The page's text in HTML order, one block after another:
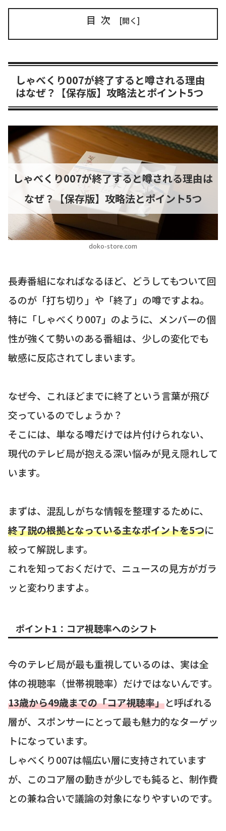
目次
しゃべくり007が終了すると噂される理由
はなぜ？【保存版】攻略法とポイント5つ
doko-store.com
しゃべくり007が終了すると噂される理由は
なぜ？【保存版】攻略法とポイント5つ
長寿番組になればなるほど、どうしてもついて回
るのが「打ち切り」や「終了」の噂ですよね。
特に「しゃべくり007」のように、メンバーの個
性が強くて勢いのある番組は、少しの変化でも
敏感に反応されてしまいます。
なぜ今、これほどまでに終了という言葉が飛び
交っているのでしょうか？
そこには、単なる噂だけでは片付けられない、
現代のテレビ局が抱える深い悩みが見え隠れして
います。
まずは、混乱しがちな情報を整理するために、
終了説の根拠となっている主なポイントを5つに
絞って解説します。
これを知っておくだけで、ニュースの見方がガラ
ッと変わりますよ。
ポイント1：コア視聴率へのシフト
今のテレビ局が最も重視しているのは、実は全
体の視聴率（世帯視聴率）だけではないんです。
13歳から49歳までの「コア視聴率」と呼ばれる
層が、スポンサーにとって最も魅力的なターゲッ
トになっています。
しゃべくり007は幅広い層に支持されています
が、このコア層の動きが少しでも鈍ると、制作費
との兼ね合いで議論の対象になりやすいのです。